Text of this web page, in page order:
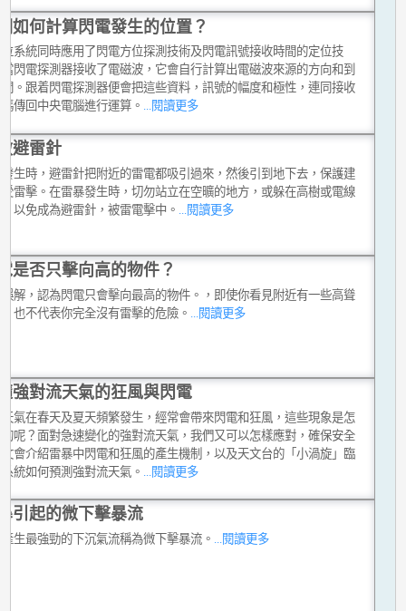
如何計算閃電發生的位置？
系統同時應用了閃電方位探測技術及閃電訊號接收時間的定位技
閃電探測器接收了電磁波，它會自行計算出電磁波來源的方向和到
。跟着閃電探測器便會把這些資料，訊號的幅度和極性，連同接收
傳回中央電腦進行運算。 ...閱讀更多
避雷針
生時，避雷針把附近的雷電都吸引過來，然後引到地下去，保護建
雷擊。在雷暴發生時，切勿站立在空曠的地方，或躲在高樹或電線
以免成為避雷針，被雷電擊中。
...閱讀更多
是否只擊向高的物件？
解，認為閃電只會擊向最高的物件。，即使你看見附近有一些高聳
也不代表你完全沒有雷擊的危險。 ...閱讀更多
強對流天氣的狂風與閃電
氣在春天及夏天頻繁發生，經常會帶來閃電和狂風，這些現象是怎
呢？面對急速變化的強對流天氣，我們又可以怎樣應對，確保安全
會介紹雷暴中閃電和狂風的產生機制，以及天文台的「小渦旋」臨
統如何預測強對流天氣。
...閱讀更多
引起的微下擊暴流
生最強勁的下沉氣流稱為微下擊暴流。 ...閱讀更多